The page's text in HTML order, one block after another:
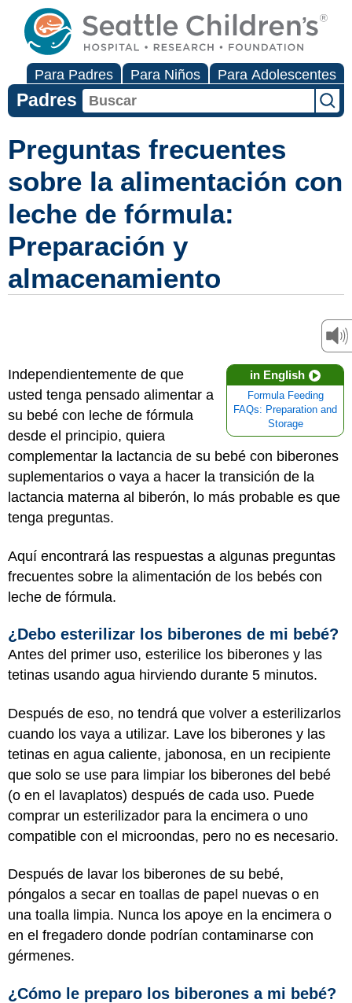
Para Padres Para Niños Para Adolescentes
Padres
Preguntas frecuentes
sobre la alimentación con
leche de fórmula:
Preparación y
almacenamiento
in English
Formula Feeding
FAQs: Preparation and
Storage
Independientemente de que
usted tenga pensado alimentar a
su bebé con leche de fórmula
desde el principio, quiera
complementar la lactancia de su bebé con biberones
suplementarios o vaya a hacer la transición de la
lactancia materna al biberón, lo más probable es que
tenga preguntas.
Aquí encontrará las respuestas a algunas preguntas
frecuentes sobre la alimentación de los bebés con
leche de fórmula.
¿Debo esterilizar los biberones de mi bebé?
Antes del primer uso, esterilice los biberones y las
tetinas usando agua hirviendo durante 5 minutos.
Después de eso, no tendrá que volver a esterilizarlos
cuando los vaya a utilizar. Lave los biberones y las
tetinas en agua caliente, jabonosa, en un recipiente
que solo se use para limpiar los biberones del bebé
(o en el lavaplatos) después de cada uso. Puede
comprar un esterilizador para la encimera o uno
compatible con el microondas, pero no es necesario.
Después de lavar los biberones de su bebé,
póngalos a secar en toallas de papel nuevas o en
una toalla limpia. Nunca los apoye en la encimera o
en el fregadero donde podrían contaminarse con
gérmenes.
¿Cómo le preparo los biberones a mi bebé?